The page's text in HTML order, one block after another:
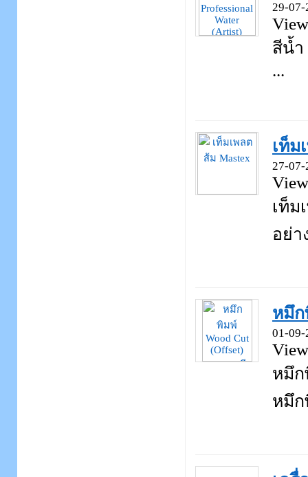
29-07-
สีน้ำ
...
เท็ม
27-07-
เท็ม
อย่า
หมึก
01-09-
หมึก
หมึก